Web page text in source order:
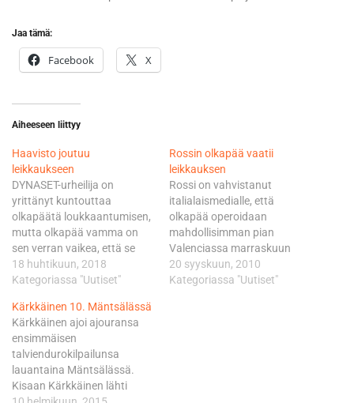
Jaa tämä:
Facebook X
Aiheeseen liittyy
Haavisto joutuu
leikkaukseen
DYNASET-urheilija on
yrittänyt kuntouttaa
olkapäätä loukkaantumisen,
mutta olkapää vamma on
sen verran vaikea, että se
vaatii leikkaushoitoa.
Haavisto päätyi yhdessä
lopputulokseen, että olkapää
operoidaan vielä huhtikuun
aikana. Tampereen
Motocrossin kuljettajalle
tulee pitkä kuntoutusjakso
leikkauksen jälkeen ja
18 huhtikuun, 2018
Kategoriassa "Uutiset"
Rossin olkapää vaatii
leikkauksen
Rossi on vahvistanut
italialaismedialle, että
olkapää operoidaan
mahdollisimman pian
Valenciassa marraskuun
ensimmäisenä
viikonvaihteena ajettavan
20 syyskuun, 2010
Kategoriassa "Uutiset"
Kärkkäinen 10. Mäntsälässä
Kärkkäinen ajoi ajouransa
ensimmäisen
talviendurokilpailunsa
lauantaina Mäntsälässä.
Kisaan Kärkkäinen lähti